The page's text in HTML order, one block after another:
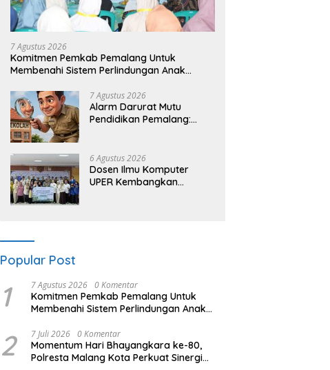
7 Agustus 2026
Komitmen Pemkab Pemalang Untuk
Membenahi Sistem Perlindungan Anak
7 Agustus 2026
Alarm Darurat Mutu
Pendidikan Pemalang:
6 Agustus 2026
Dosen Ilmu Komputer
UPER Kembangkan
Popular Post
1 7 Agustus 2026 0 Komentar
Komitmen Pemkab Pemalang Untuk
Membenahi Sistem Perlindungan Anak
2 7 Juli 2026 0 Komentar
Momentum Hari Bhayangkara ke-80,
Polresta Malang Kota Perkuat Sinergi